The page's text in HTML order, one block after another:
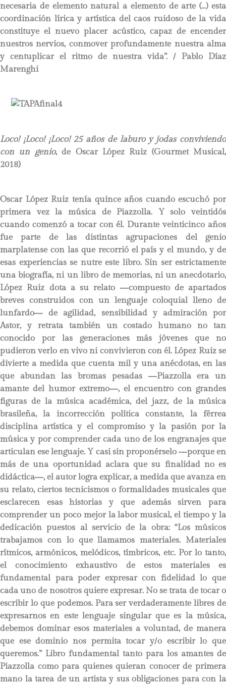
necesaria de elemento natural a elemento de arte (…) esta
coordinación lírica y artística del caos ruidoso de la vida
constituye el nuevo placer acústico, capaz de encender
nuestros nervios, conmover profundamente nuestra alma
y centuplicar el ritmo de nuestra vida”. / Pablo Díaz
Marenghi
Loco! ¡Loco! ¡Loco! 25 años de laburo y jodas conviviendo
con un genio, de Oscar López Ruiz (Gourmet Musical,
2018)
Oscar López Ruiz tenía quince años cuando escuchó por
primera vez la música de Piazzolla. Y solo veintidós
cuando comenzó a tocar con él. Durante veinticinco años
fue parte de las distintas agrupaciones del genio
marplatense con las que recorrió el país y el mundo, y de
esas experiencias se nutre este libro. Sin ser estrictamente
una biografía, ni un libro de memorias, ni un anecdotario,
López Ruiz dota a su relato ―compuesto de apartados
breves construidos con un lenguaje coloquial lleno de
lunfardo― de agilidad, sensibilidad y admiración por
Astor, y retrata también un costado humano no tan
conocido por las generaciones más jóvenes que no
pudieron verlo en vivo ni convivieron con él. López Ruiz se
divierte a medida que cuenta mil y una anécdotas, en las
que abundan las bromas pesadas ―Piazzolla era un
amante del humor extremo―, el encuentro con grandes
figuras de la música académica, del jazz, de la música
brasileña, la incorrección política constante, la férrea
disciplina artística y el compromiso y la pasión por la
música y por comprender cada uno de los engranajes que
articulan ese lenguaje. Y casi sin proponérselo ―porque en
más de una oportunidad aclara que su finalidad no es
didáctica―, el autor logra explicar, a medida que avanza en
su relato, ciertos tecnicismos o formalidades musicales que
esclarecen esas historias y que además sirven para
comprender un poco mejor la labor musical, el tiempo y la
dedicación puestos al servicio de la obra: “Los músicos
trabajamos con lo que llamamos materiales. Materiales
rítmicos, armónicos, melódicos, tímbricos, etc. Por lo tanto,
el conocimiento exhaustivo de estos materiales es
fundamental para poder expresar con fidelidad lo que
cada uno de nosotros quiere expresar. No se trata de tocar o
escribir lo que podemos. Para ser verdaderamente libres de
expresarnos en este lenguaje singular que es la música,
debemos dominar esos materiales a voluntad, de manera
que ese dominio nos permita tocar y/o escribir lo que
queremos.” Libro fundamental tanto para los amantes de
Piazzolla como para quienes quieran conocer de primera
mano la tarea de un artista y sus obligaciones para con la